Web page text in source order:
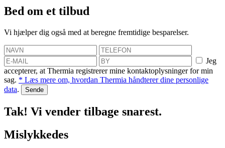
Bed om et tilbud
Vi hjælper dig også med at beregne fremtidige besparelser.
Jeg
accepterer, at Thermia registrerer mine kontaktoplysninger for min
sag. * Læs mere om, hvordan Thermia håndterer dine personlige
data.
Tak! Vi vender tilbage snarest.
Mislykkedes